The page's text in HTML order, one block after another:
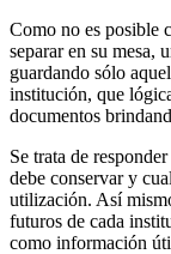
Como no es posible
separar en su mesa,
guardando sólo
institución, que
documentos
Se trata de
debe conservar y
utilización. Así
futuros de cada
como información